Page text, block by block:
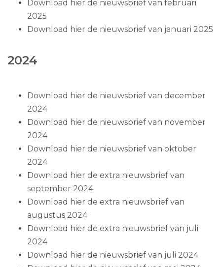
Download hier de nieuwsbrief van februari
2025
Download hier de nieuwsbrief van januari 2025
2024
Download hier de nieuwsbrief van december
2024
Download hier de nieuwsbrief van november
2024
Download hier de nieuwsbrief van oktober
2024
Download hier de extra nieuwsbrief van
september 2024
Download hier de extra nieuwsbrief van
augustus 2024
Download hier de extra nieuwsbrief van juli
2024
Download hier de nieuwsbrief van juli 2024